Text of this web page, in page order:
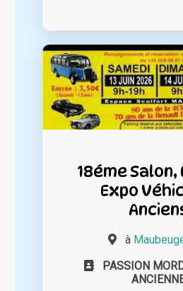
18éme Salon,
Expo
à
PASSION